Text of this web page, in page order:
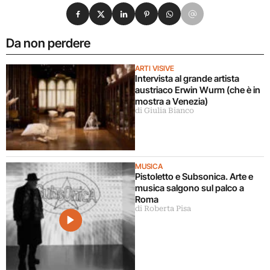
Da non perdere
ARTI VISIVE
Intervista al grande artista
austriaco Erwin Wurm (che è in
mostra a Venezia)
di Giulia Bianco
MUSICA
Pistoletto e Subsonica. Arte e
musica salgono sul palco a
Roma
di Roberta Pisa
Condividi su Facebook
Condividi su X
Condividi su LinkedIn
Condividi su Pinterest
Condividi su WhatsApp
Condividi su Email